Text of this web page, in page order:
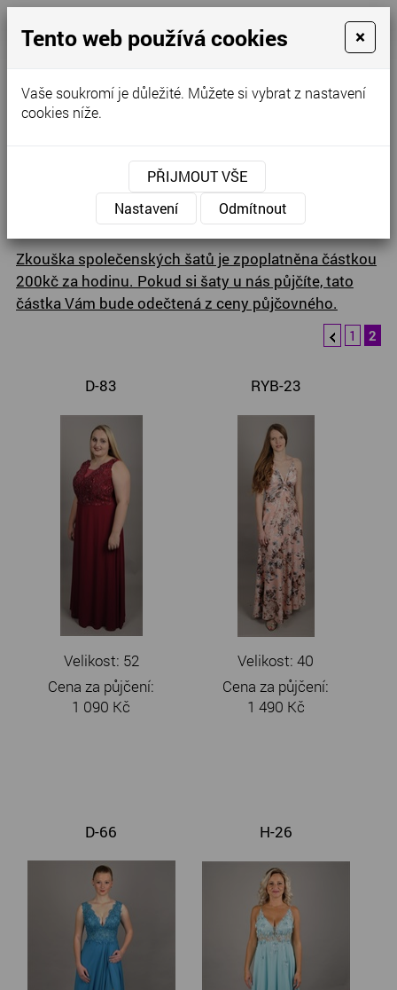
Kontaktujte nás
Společenské šaty»Jednoduché společenské
Jednoduché společenské šaty
Zkouška společenských šatů je zpoplatněna částkou
200kč za hodinu. Pokud si šaty u nás půjčíte, tato
částka Vám bude odečtená z ceny půjčovného.
1 2
D-83
Velikost: 52
Cena za půjčení:
1 090 Kč
RYB-23
Velikost: 40
Cena za půjčení:
1 490 Kč
D-66 H-26
Tento web používá cookies ×
Vaše soukromí je důležité. Můžete si vybrat z nastavení
cookies níže.
PŘIJMOUT VŠE
Nastavení
Odmítnout